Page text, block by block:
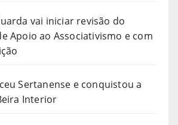
vai iniciar revisão do
Apoio ao Associativismo e com
Sertanense e conquistou a
Interior